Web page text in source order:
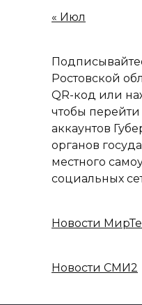
« Июл
Ростовской
QR-код или
чтобы
аккаунтов
органов
местного
социальных
Новости
Новости СМИ2